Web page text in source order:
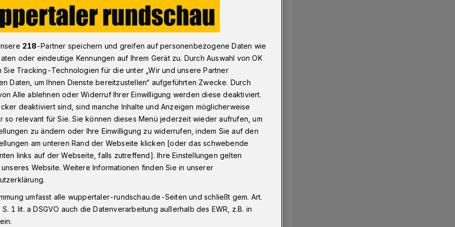
zur elften Runde „Ökoprofit“ fällt nach
Wuppertal gut aus. Acht
künftig deutlich weniger
218-Partner speichern und greifen auf personenbezogene Daten wie
oder eindeutige Kennungen auf Ihrem Gerät zu. Durch Auswahl von OK
Sie Tracking-Technologien für die unter „Wir und unsere Partner
Daten, um Ihnen Dienste bereitzustellen“ aufgeführten Zwecke. Durch
Alle ablehnen oder Widerruf Ihrer Einwilligung werden diese deaktiviert.
deaktiviert sind, sind manche Inhalte und Anzeigen möglicherweise
so relevant für Sie. Sie können dieses Menü jederzeit wieder aufrufen, um
zu ändern oder Ihre Einwilligung zu widerrufen, indem Sie auf den
am unteren Rand der Webseite klicken [oder das schwebende
links auf der Webseite, falls zutreffend]. Ihre Einstellungen gelten
Website. Weitere Informationen finden Sie in unserer
umfasst alle wuppertaler-rundschau.de-Seiten und schließt gem. Art.
1 lit. a DSGVO auch die Datenverarbeitung außerhalb des EWR, z.B. in